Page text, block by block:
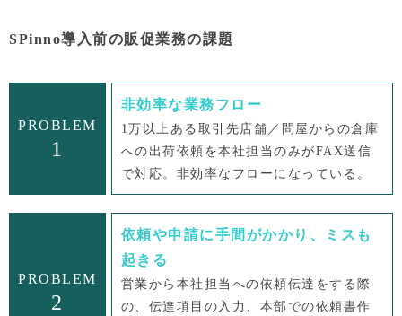
SPinno導入前の販促業務の課題
PROBLEM
1
非効率な業務フロー
1万以上ある取引先店舗／問屋からの倉庫
への出荷依頼を本社担当のみがFAX送信
で対応。非効率なフローになっている。
PROBLEM
2
依頼や申請に手間がかかり、ミスも
起きる
営業から本社担当への依頼伝達をする際
の、伝達項目の入力、本部での依頼書作